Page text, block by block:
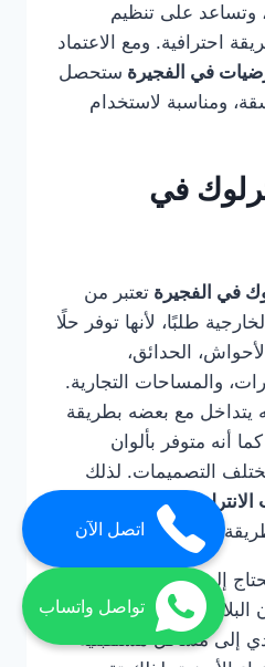
وتساعد على تنظيم
احترافية. ومع الاعتماد
في الفجيرة ستحصل
ومناسبة لاستخدام
في
في الفجيرة تعتبر من
طلبًا، لأنها توفر حلًا
الحدائق،
والمساحات التجارية.
يتداخل مع بعضه بطريقة
أنه متوفر بألوان
التصميمات. لذلك
الانترلوك ارضيات في
صحيحة واحترافية.
إلى خبرة في التأسيس
عالي الجودة، فإن
إلى مشاكل مستقبلية
اتصل الآن
تواصل واتساب